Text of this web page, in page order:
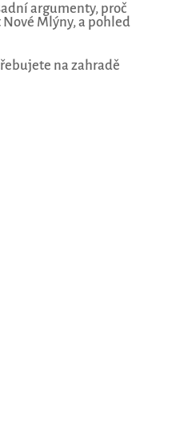
argumenty, proč
Mlýny, a pohled
na zahradě